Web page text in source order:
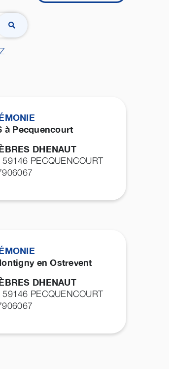
Z
à Pecquencourt
DHENAUT
59146 PECQUENCOURT
en Ostrevent
DHENAUT
59146 PECQUENCOURT